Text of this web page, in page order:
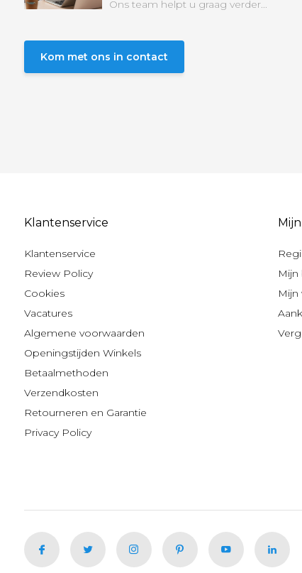
Ons team helpt u graag verder...
Kom met ons in contact
Klantenservice
Klantenservice
Review Policy
Cookies
Vacatures
Algemene voorwaarden
Openingstijden Winkels
Betaalmethoden
Verzendkosten
Retourneren en Garantie
Privacy Policy
Mijn
Mijn